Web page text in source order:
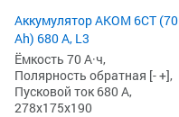
Аккумулятор AKOM 6СТ (70
Ah) 680 А, L3
Ёмкость 70 А·ч,
Полярность обратная [- +],
Пусковой ток 680 А,
278x175x190